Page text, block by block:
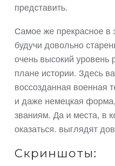
представить.
Самое же прекрасное в
будучи довольно
очень высокий уровень
плане истории. Здесь
воссозданная военная
и даже немецкая
званиям. Да и места, в
оказаться. выглядят
Скриншоты: